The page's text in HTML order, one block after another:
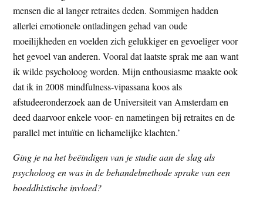
mensen die al langer retraites deden. Sommigen hadden
allerlei emotionele ontladingen gehad van oude
moeilijkheden en voelden zich gelukkiger en gevoeliger voor
het gevoel van anderen. Vooral dat laatste sprak me aan want
ik wilde psycholoog worden. Mijn enthousiasme maakte ook
dat ik in 2008 mindfulness-vipassana koos als
afstudeeronderzoek aan de Universiteit van Amsterdam en
deed daarvoor enkele voor- en nametingen bij retraites en de
parallel met intuïtie en lichamelijke klachten.’
Ging je na het beëindigen van je studie aan de slag als
psycholoog en was in de behandelmethode sprake van een
boeddhistische invloed?